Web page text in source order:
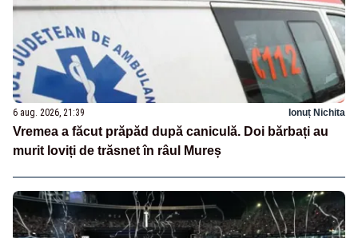
6 aug. 2026, 21:39 Ionuț Nichita
Vremea a făcut prăpăd după caniculă. Doi bărbați au
murit loviți de trăsnet în râul Mureș